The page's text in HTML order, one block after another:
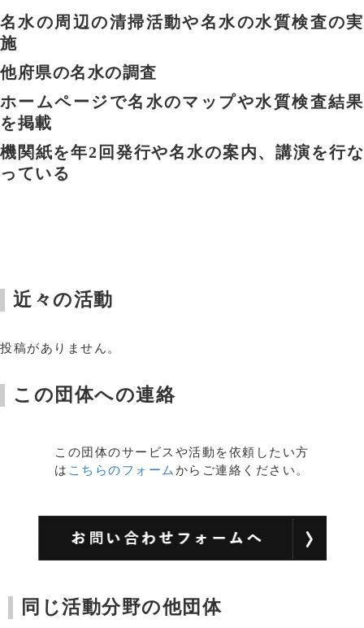
名水の周辺の清掃活動や名水の水質検査の実
施
他府県の名水の調査
ホームページで名水のマップや水質検査結果
を掲載
機関紙を年2回発行や名水の案内、講演を行な
っている
近々の活動
投稿がありません。
この団体への連絡
この団体のサービスや活動を依頼したい方
は こちらのフォームからご連絡ください。
同じ活動分野の他団体